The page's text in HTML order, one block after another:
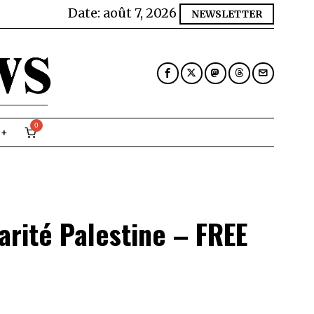
Date: août 7, 2026 NEWSLETTER
0
Palestine – FREE